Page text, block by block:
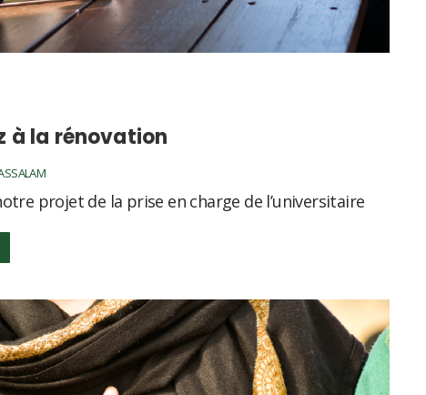
à la rénovation
projet de la prise en charge de l’universitaire